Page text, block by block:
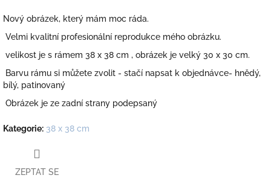
Nový obrázek, který mám moc ráda.
Velmi kvalitní profesionální reprodukce mého obrázku.
velikost je s rámem 38 x 38 cm , obrázek je velký 30 x 30 cm.
Barvu rámu si můžete zvolit - stačí napsat k objednávce- hnědý,
bílý, patinovaný
Obrázek je ze zadní strany podepsaný
Kategorie: 38 x 38 cm
ZEPTAT SE